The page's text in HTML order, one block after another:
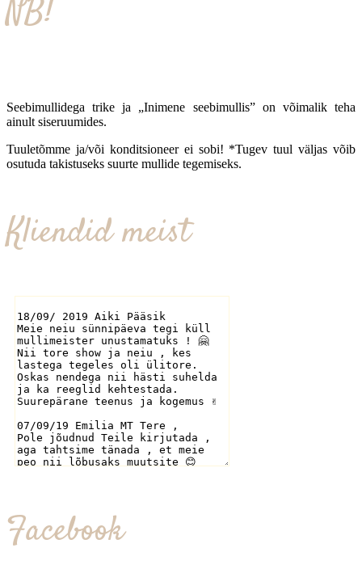
NB!
Seebimullidega trike ja „Inimene seebimullis” on võimalik teha
ainult siseruumides.
Tuuletõmme ja/või konditsioneer ei sobi! *Tugev tuul väljas võib
osutuda takistuseks suurte mullide tegemiseks.
Kliendid meist
Facebook